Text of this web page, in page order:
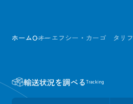
ホームOオーエフシー・カーゴ タリフ
輸送状況を調べる Tracking